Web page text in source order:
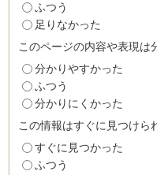
ふつう
足りなかった
このページの内容や表現は
分かりやすかった
ふつう
分かりにくかった
この情報はすぐに見つけら
すぐに見つかった
ふつう